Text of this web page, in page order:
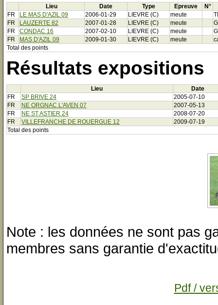
Lieu Date Type Epreuve
N°
FR
LE MAS D'AZIL 09 2006-01-29 LIEVRE (C) meute
FR
LAUZERTE 82 2007-01-28 LIEVRE (C) meute
FR
CONDAC 16 2007-02-10 LIEVRE (C) meute
FR
MAS D'AZIL 09 2009-01-30 LIEVRE (C) meute
Total des points
Résultats expositions
Lieu
Date
FR
SP BRIVE 24
2005-07-10
FR
NE ORGNAC L'AVEN 07
2007-05-13
FR
NE ST ASTIER 24
2008-07-20
FR
VILLEFRANCHE DE ROUERGUE 12
2009-07-19
Total des points
Note : les données ne sont pas
membres sans garantie
Pdf /